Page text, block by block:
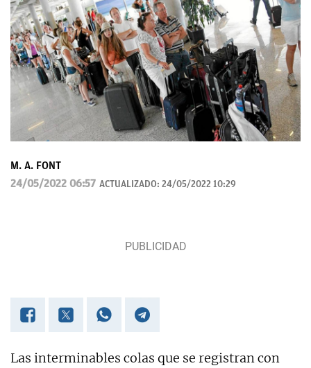
M. A. FONT
24/05/2022 06:57 ACTUALIZADO: 24/05/2022 10:29
Las interminables colas que se registran con